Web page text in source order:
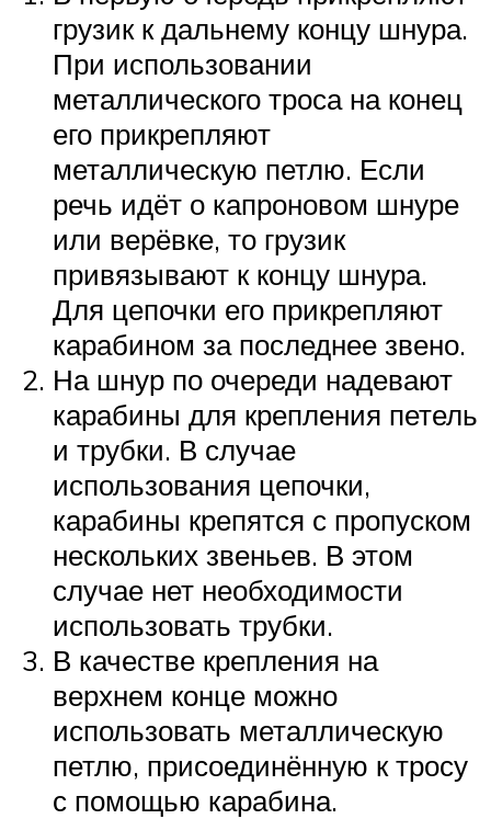
грузик к дальнему концу шнура.
При использовании
металлического троса на конец
его прикрепляют
металлическую петлю. Если
речь идёт о капроновом шнуре
или верёвке, то грузик
привязывают к концу шнура.
Для цепочки его прикрепляют
карабином за последнее звено.
На шнур по очереди надевают
карабины для крепления петель
и трубки. В случае
использования цепочки,
карабины крепятся с пропуском
нескольких звеньев. В этом
случае нет необходимости
использовать трубки.
В качестве крепления на
верхнем конце можно
использовать металлическую
петлю, присоединённую к тросу
с помощью карабина.